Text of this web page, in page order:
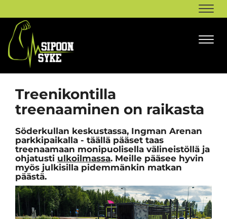
Treenikontilla
treenaaminen on raikasta
Söderkullan keskustassa, Ingman Arenan
parkkipaikalla - täällä pääset taas
treenaamaan monipuolisella välineistöllä ja
ohjatusti ulkoilmassa. Meille pääsee hyvin
myös julkisilla pidemmänkin matkan
päästä.